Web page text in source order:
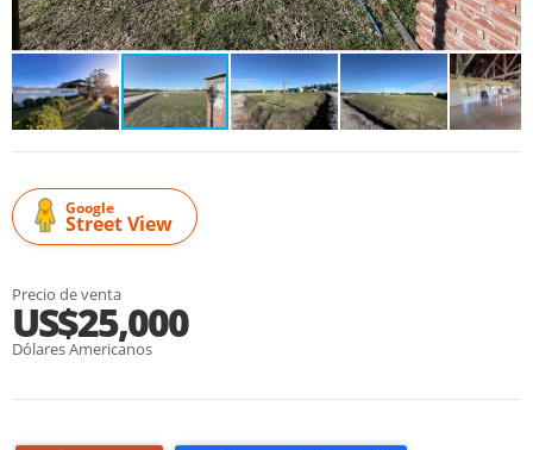
Google
Street View
Precio de venta
US$25,000
Dólares Americanos